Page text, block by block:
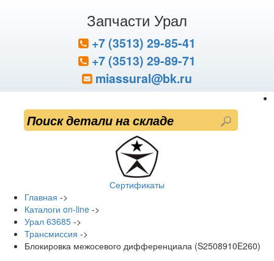
Запчасти Урал
+7 (3513) 29-85-41
+7 (3513) 29-89-71
miassural@bk.ru
Сертификаты
Главная ->
Каталоги on-line ->
Урал 63685 ->
Трансмиссия ->
Блокировка межосевого дифференциала (S2508910E260)